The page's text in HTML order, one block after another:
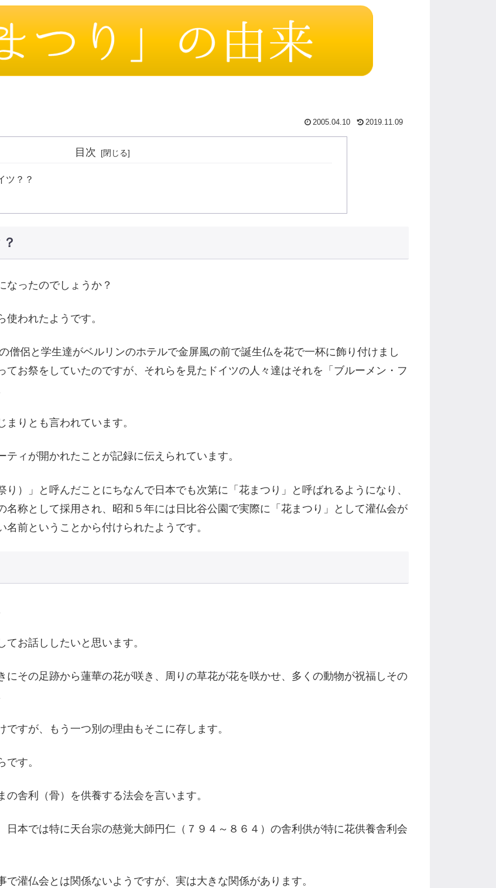
2005.04.10 2019.11.09
目次
ツ？？
ったのでしょうか？
われたようです。
侶と学生達がベルリンのホテルで金屏風の前で誕生仏を花で一杯に飾り付けまし
お祭をしていたのですが、それらを見たドイツの人々達はそれを「ブルーメン・フ
りとも言われています。
ィが開かれたことが記録に伝えられています。
）」と呼んだことにちなんで日本でも次第に「花まつり」と呼ばれるようになり、
名称として採用され、昭和５年には日比谷公園で実際に「花まつり」として灌仏会が
前ということから付けられたようです。
お話ししたいと思います。
その足跡から蓮華の花が咲き、周りの草花が花を咲かせ、多くの動物が祝福しその
すが、もう一つ別の理由もそこに存します。
す。
舎利（骨）を供養する法会を言います。
日本では特に天台宗の慈覚大師円仁（７９４～８６４）の舎利供が特に花供養舎利会
灌仏会とは関係ないようですが、実は大きな関係があります。